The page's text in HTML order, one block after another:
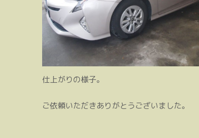
仕上がりの様子。
ご依頼いただきありがとうございました。